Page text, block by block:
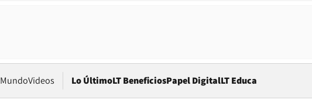
MundoVideos Lo ÚltimoLT BeneficiosPapel DigitalOpens in new window
LT Educa